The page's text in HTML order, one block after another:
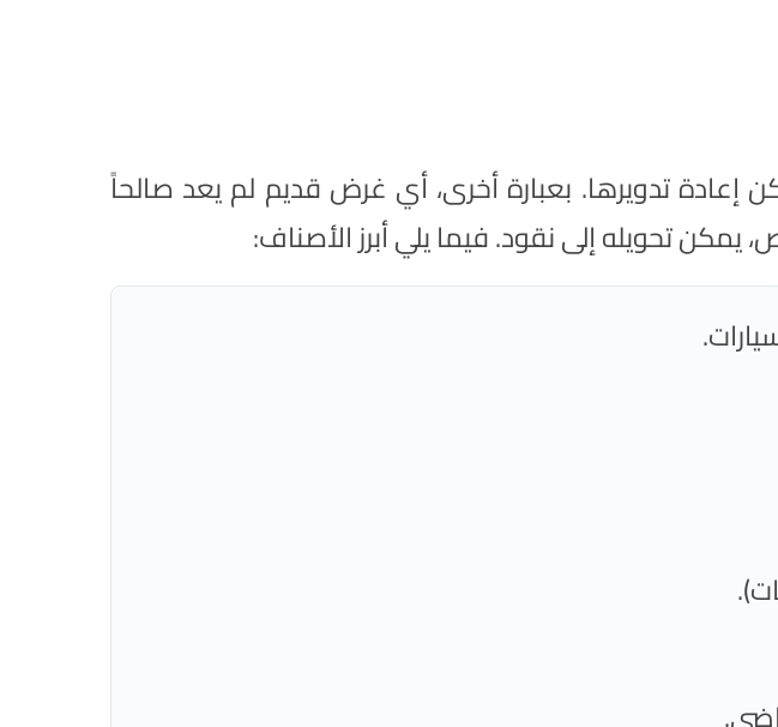
تدويرها. بعبارة أخرى، أي غرض قديم لم يعد صالحاً
يمكن تحويله إلى نقود. فيما يلي أبرز الأصناف: